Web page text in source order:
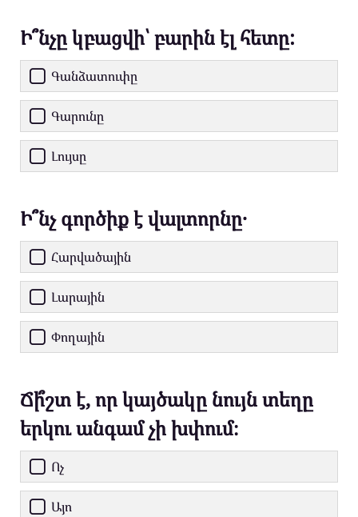
Ի՞նչը կբացվի՝ բարին էլ հետը:
Գանձատուփը
Գարունը
Լույսը
Ի՞նչ գործիք է վալտորնը․
Հարվածային
Լարային
Փողային
Ճի՞շտ է, որ կայծակը նույն տեղը
երկու անգամ չի խփում։
Ոչ
Այո